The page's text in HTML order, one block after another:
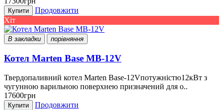
Купити
Продовжити
Хіт
В закладки порівняння
Котел Marten Base MB-12V
Твердопаливний котел Marten Base-12Vпотужністю12кВт з
чугунною варильною поверхнею призначений для о..
17600грн
Купити
Продовжити